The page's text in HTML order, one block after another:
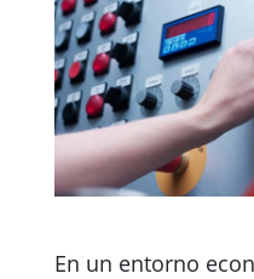
En un entorno